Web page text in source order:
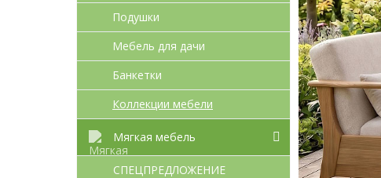
Подушки
Мебель для дачи
Банкетки
Коллекции мебели
Мягкая мебель
СПЕЦПРЕДЛОЖЕНИЕ